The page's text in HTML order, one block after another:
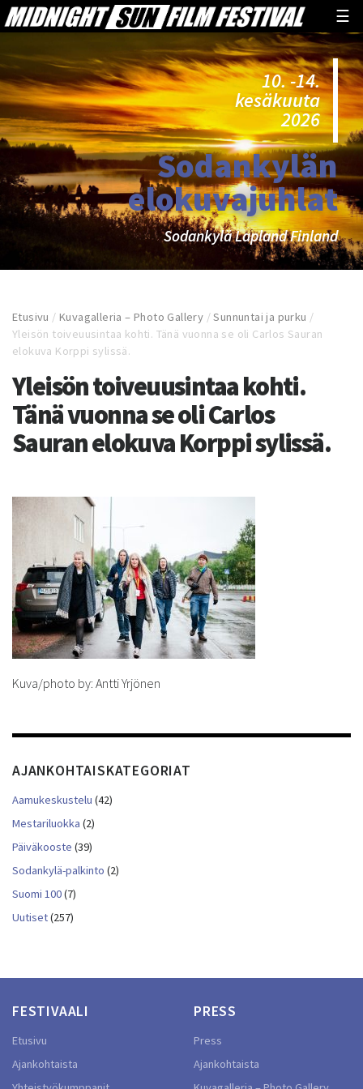
☰
10. -14.
kesäkuuta
2026
Sodankylän
elokuvajuhlat
Sodankylä Lapland Finland
Etusivu /Kuvagalleria – Photo Gallery /Sunnuntai ja purku /
Yleisön toiveuusintaa kohti. Tänä vuonna se oli Carlos Sauran
elokuva Korppi sylissä.
Yleisön toiveuusintaa kohti.
Tänä vuonna se oli Carlos
Sauran elokuva Korppi sylissä.
Kuva/photo by: Antti Yrjönen
AJANKOHTAISKATEGORIAT
Aamukeskustelu (42)
Mestariluokka (2)
Päiväkooste (39)
Sodankylä-palkinto (2)
Suomi 100(7)
Uutiset(257)
FESTIVAALI
Etusivu
Ajankohtaista
PRESS
Press
Ajankohtaista